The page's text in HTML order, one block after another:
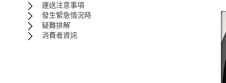
運送注意事項
發生緊急情況時
疑難排解
消費者資訊